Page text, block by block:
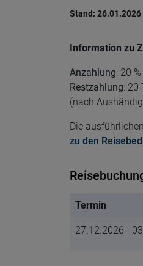
Stand: 26.01.2026
Information zu
Anzahlung: 20
Restzahlung: 20
(nach
Die
zu den
Termin
27.12.2026 -